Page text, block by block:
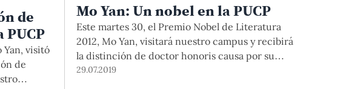
de
Yan, visitó
de
Mo Yan: Un nobel en la PUCP
Este martes 30, el Premio Nobel de Literatura
2012, Mo Yan, visitará nuestro campus y recibirá
la distinción de doctor honoris causa por su
trayectoria literaria. Inscríbete aquí para
29.07.2019